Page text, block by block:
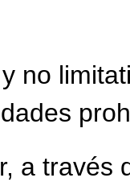
no
a través